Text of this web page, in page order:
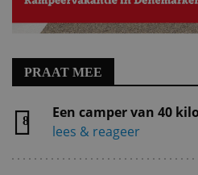
PRAAT MEE
8
Een camper van 40 kilo
lees & reageer